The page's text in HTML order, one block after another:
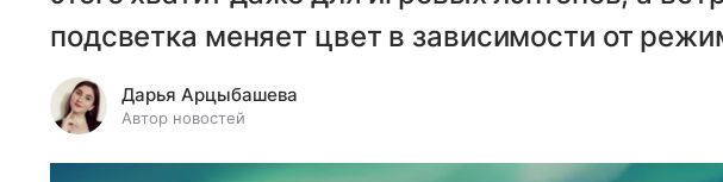
подсветка меняет цвет в зависимости от
Дарья Арцыбашева
Автор новостей